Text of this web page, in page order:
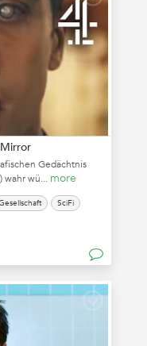
Gedächtnis
wahr wü... more
SciFi